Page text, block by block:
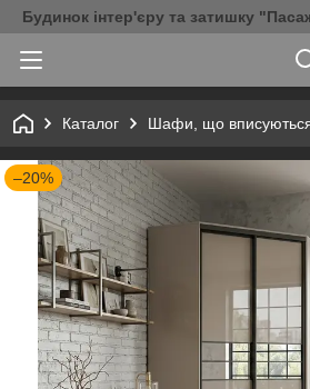
Будинок інтер'єру та затишку
Каталог Шафи, що вписуються
–20%